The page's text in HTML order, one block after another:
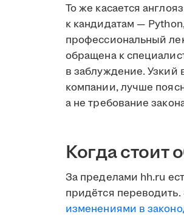
То же касается
к кандидатам —
профессиональный
обращена к
в заблуждение. Узкий
компании, лучше
а не требование
Когда стоит
За пределами hh.ru
придётся
изменениями в